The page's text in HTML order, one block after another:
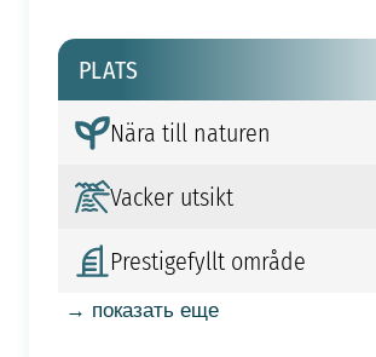
PLATS
Nära till naturen
Vacker utsikt
Prestigefyllt område
→ показать еще